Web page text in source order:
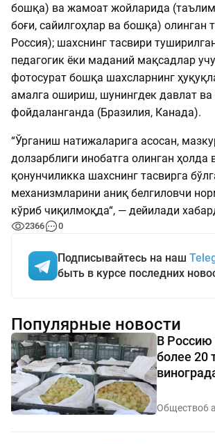
бошқа) ва жамоат жойларида (таълим
боғи, сайилгоҳлар ва бошқа) олинган
Россия); шахснинг тасвири
педагогик ёки маданий мақсадлар
фотосурат бошқа шахсларнинг
амалга ошириш, шунингдек давлат
фойдаланганда (Бразилия, Канада).
“Ўрганиш натижаларига асосан,
долзарблиги инобатга олинган
қонунчиликка шахснинг тасвирга
механизмларини аниқ белгиловчи
кўриб чиқилмоқда“, — дейилади
2366 0
Подписывайтесь на наш
быть в курсе последних
Популярные новости
В Россию
более 20
Общество6